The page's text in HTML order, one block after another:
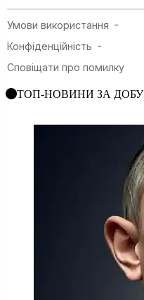
ТОП-НОВИНИ ЗА ДОБУ